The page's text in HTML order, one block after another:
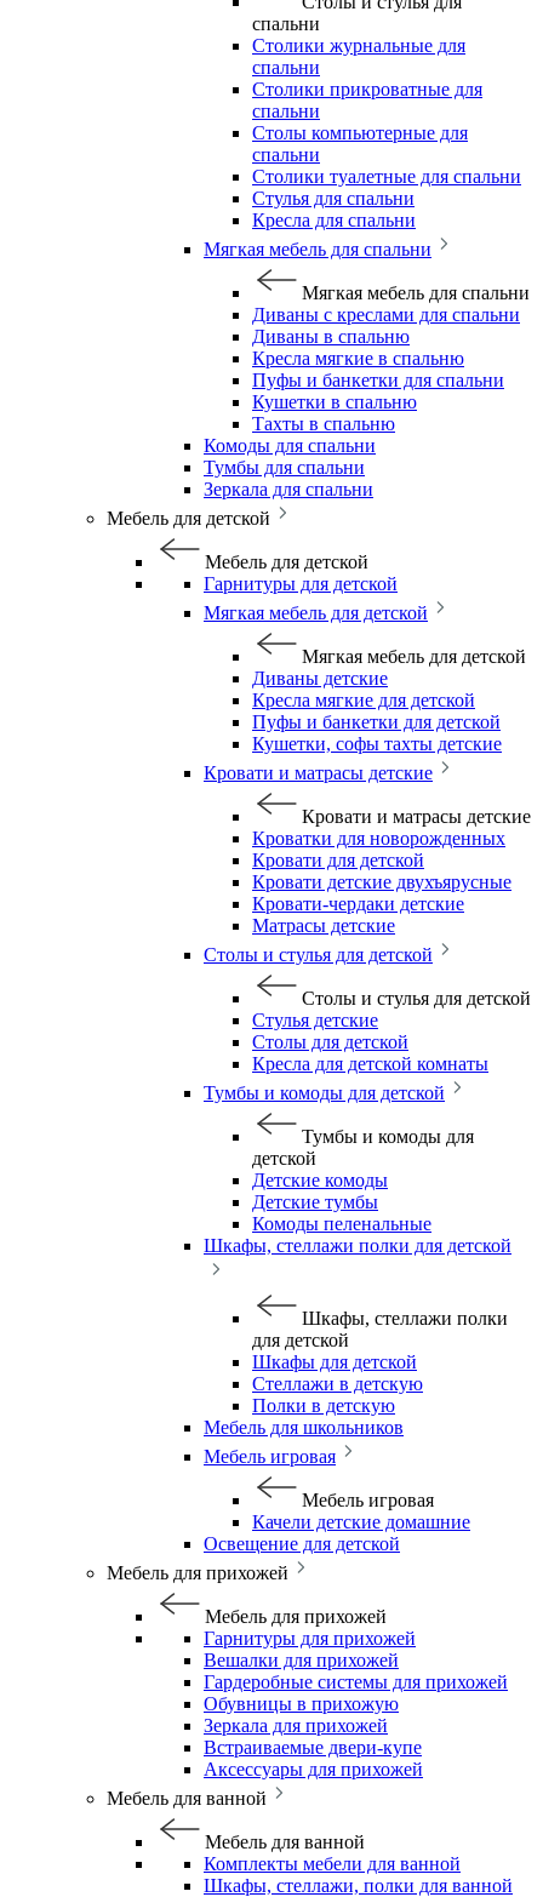
спальни
Столики журнальные для
спальни
Столики прикроватные для
спальни
Столы компьютерные для
спальни
Столики туалетные для спальни
Стулья для спальни
Кресла для спальни
Мягкая мебель для спальни
Мягкая мебель для спальни
Диваны с креслами для спальни
Диваны в спальню
Кресла мягкие в спальню
Пуфы и банкетки для спальни
Кушетки в спальню
Тахты в спальню
Комоды для спальни
Тумбы для спальни
Зеркала для спальни
Мебель для детской
Мебель для детской
Гарнитуры для детской
Мягкая мебель для детской
Мягкая мебель для детской
Диваны детские
Кресла мягкие для детской
Пуфы и банкетки для детской
Кушетки, софы тахты детские
Кровати и матрасы детские
Кровати и матрасы детские
Кроватки для новорожденных
Кровати для детской
Кровати детские двухъярусные
Кровати-чердаки детские
Матрасы детские
Столы и стулья для детской
Столы и стулья для детской
Стулья детские
Столы для детской
Кресла для детской комнаты
Тумбы и комоды для детской
Тумбы и комоды для
детской
Детские комоды
Детские тумбы
Комоды пеленальные
Шкафы, стеллажи полки для детской
Шкафы, стеллажи полки
для детской
Шкафы для детской
Стеллажи в детскую
Полки в детскую
Мебель для школьников
Мебель игровая
Мебель игровая
Качели детские домашние
Освещение для детской
Мебель для прихожей
Мебель для прихожей
Гарнитуры для прихожей
Вешалки для прихожей
Гардеробные системы для прихожей
Обувницы в прихожую
Зеркала для прихожей
Встраиваемые двери-купе
Аксессуары для прихожей
Мебель для ванной
Мебель для ванной
Комплекты мебели для ванной
Шкафы, стеллажи, полки для ванной